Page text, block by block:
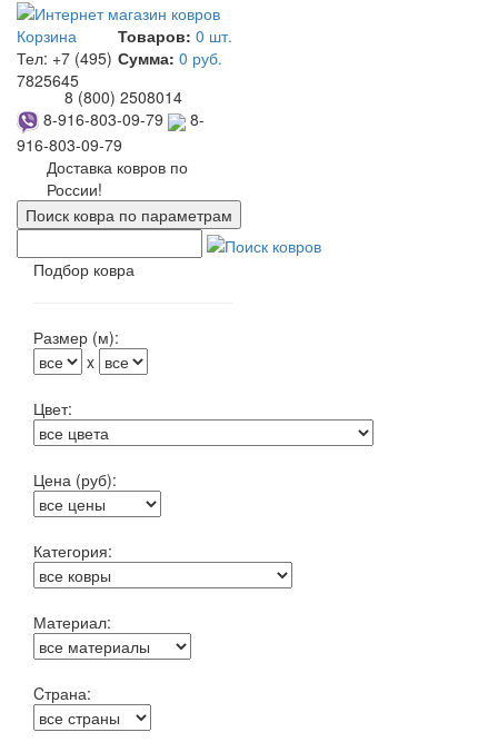
Корзина Товаров: 0 шт.
Сумма: 0 руб.
Тел: +7 (495)
7825645
8 (800) 2508014
8-916-803-09-79
8-
916-803-09-79
Доставка ковров по
России!
Поиск ковра по параметрам
Подбор ковра
Размер (м):
x
Цвет:
Цена (руб):
Категория:
Материал:
Cтрана: